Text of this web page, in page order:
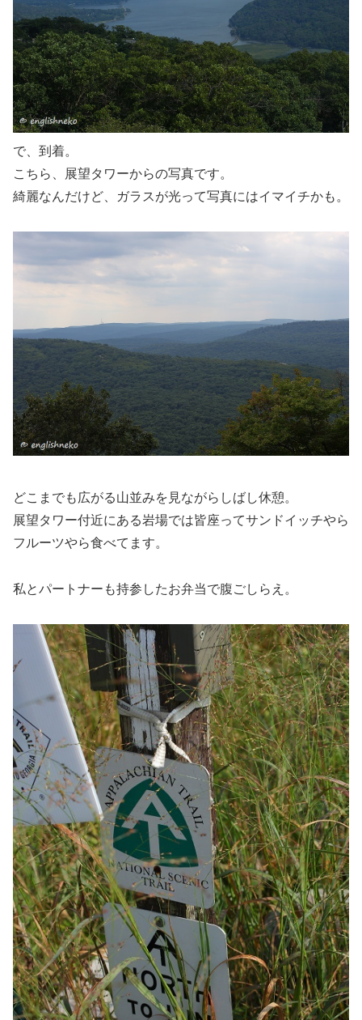
で、到着。
こちら、展望タワーからの写真です。
綺麗なんだけど、ガラスが光って写真にはイマイチかも。
どこまでも広がる山並みを見ながらしばし休憩。
展望タワー付近にある岩場では皆座ってサンドイッチやら
フルーツやら食べてます。
私とパートナーも持参したお弁当で腹ごしらえ。